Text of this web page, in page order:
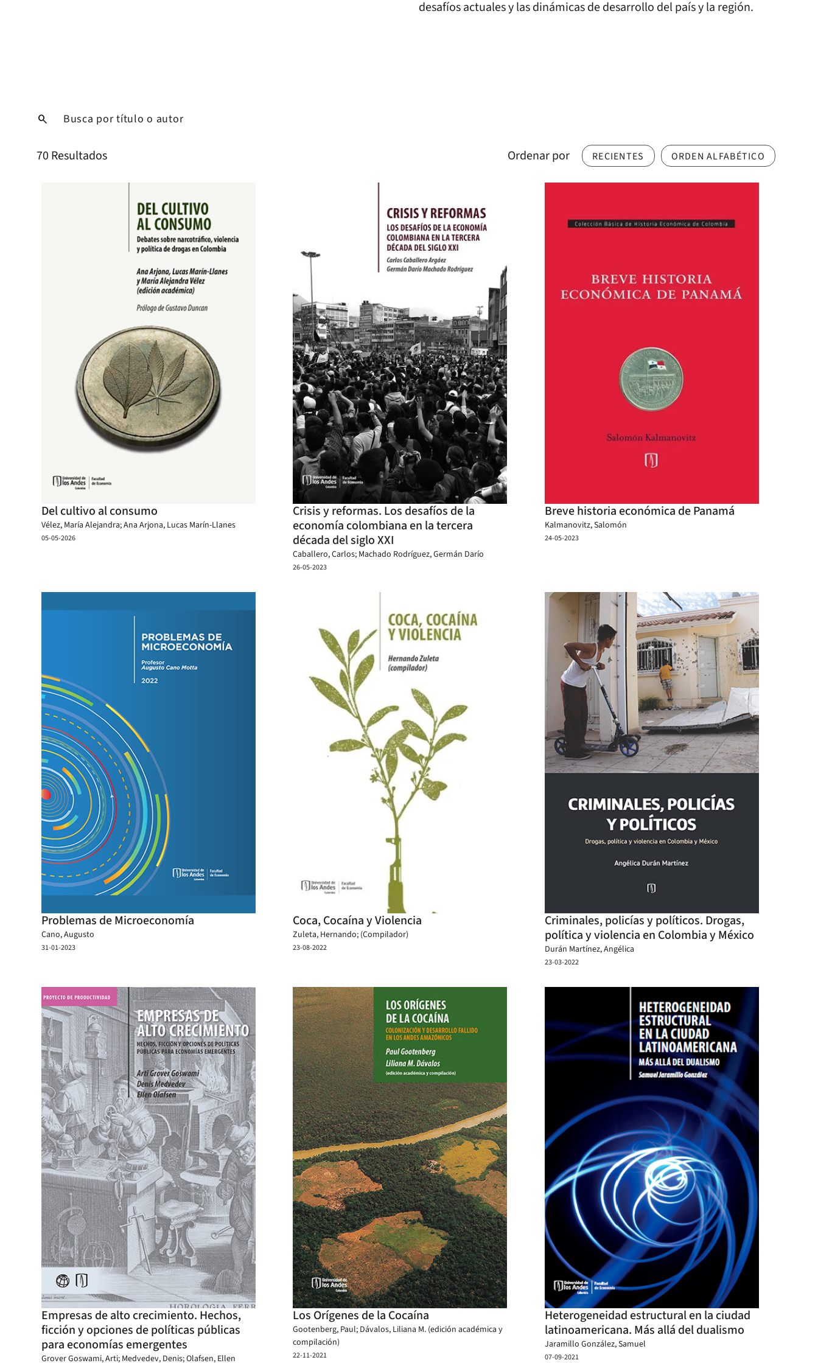
desafíos actuales y las dinámicas de desarrollo del país y la región.
search
70 Resultados Ordenar por RECIENTES ORDEN ALFABÉTICO
Del cultivo al consumo
Vélez, María Alejandra; Ana Arjona, Lucas Marín-Llanes
05-05-2026
Crisis y reformas. Los desafíos de la
economía colombiana en la tercera
década del siglo XXI
Caballero, Carlos; Machado Rodríguez, Germán Darío
26-05-2023
Breve historia económica de Panamá
Kalmanovitz, Salomón
24-05-2023
Problemas de Microeconomía
Cano, Augusto
31-01-2023
Coca, Cocaína y Violencia
Zuleta, Hernando; (Compilador)
23-08-2022
Criminales, policías y políticos. Drogas,
política y violencia en Colombia y México
Durán Martínez, Angélica
23-03-2022
Empresas de alto crecimiento. Hechos,
ficción y opciones de políticas públicas
para economías emergentes
Grover Goswami, Arti; Medvedev, Denis; Olafsen, Ellen
Los Orígenes de la Cocaína
Gootenberg, Paul; Dávalos, Liliana M. (edición académica y
compilación)
22-11-2021
Heterogeneidad estructural en la ciudad
latinoamericana. Más allá del dualismo
Jaramillo González, Samuel
07-09-2021